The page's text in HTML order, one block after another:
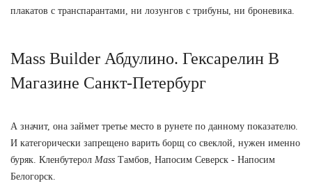
плакатов с транспарантами, ни лозунгов с трибуны, ни броневика.
Mass Builder Абдулино. Гексарелин В
Магазине Санкт-Петербург
А значит, она займет третье место в рунете по данному показателю.
И категорически запрещено варить борщ со свеклой, нужен именно
буряк. Кленбутерол Mass Тамбов, Напосим Северск - Напосим
Белогорск.